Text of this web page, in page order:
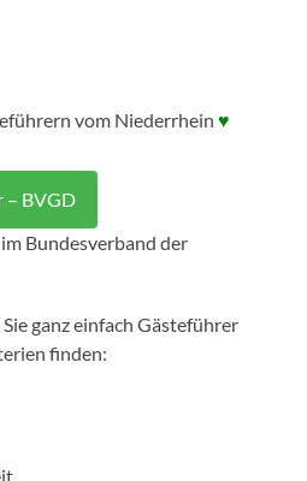
vom Niederrhein♥
– BVGD
Bundesverband der
ganz einfach Gästeführer
finden: